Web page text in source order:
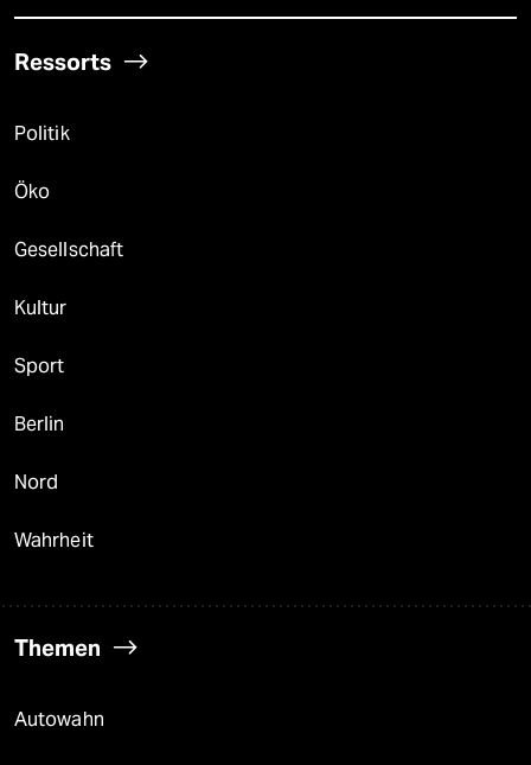
Ressorts
Politik
Öko
Gesellschaft
Kultur
Sport
Berlin
Nord
Wahrheit
Themen
Autowahn